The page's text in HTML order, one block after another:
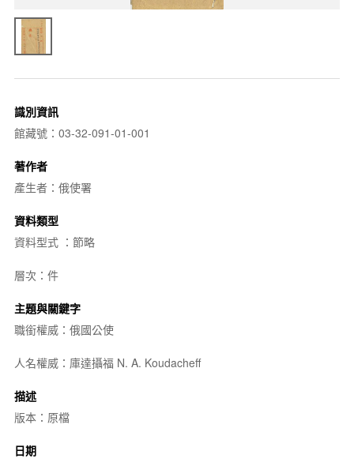
識別資訊
館藏號：03-32-091-01-001
著作者
產生者：俄使署
資料類型
資料型式 ：節略
層次：件
主題與關鍵字
職銜權威：俄國公使
人名權威：庫達攝福 N. A. Koudacheff
描述
版本：原檔
日期